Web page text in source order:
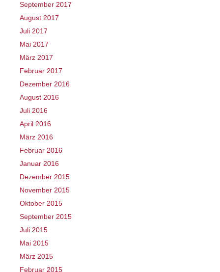
September 2017
August 2017
Juli 2017
Mai 2017
März 2017
Februar 2017
Dezember 2016
August 2016
Juli 2016
April 2016
März 2016
Februar 2016
Januar 2016
Dezember 2015
November 2015
Oktober 2015
September 2015
Juli 2015
Mai 2015
März 2015
Februar 2015